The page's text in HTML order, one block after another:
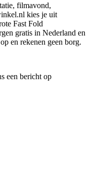
filmavond,
kies je uit
Fast Fold
gratis in Nederland en
en rekenen geen borg.
een bericht op